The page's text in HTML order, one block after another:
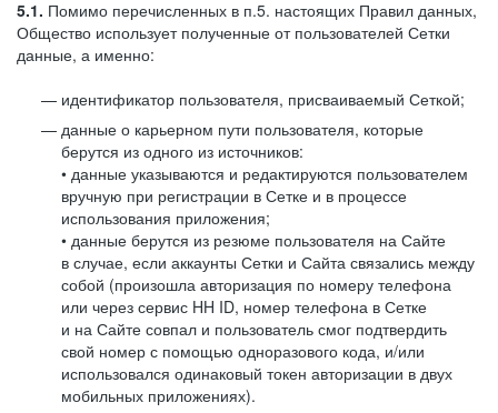
5.1. Помимо перечисленных в п.5. настоящих Правил данных,
Общество использует полученные от пользователей Сетки
данные, а именно:
идентификатор пользователя, присваиваемый Сеткой;
данные о карьерном пути пользователя, которые
берутся из одного из источников:
• данные указываются и редактируются пользователем
вручную при регистрации в Сетке и в процессе
использования приложения;
• данные берутся из резюме пользователя на Сайте
в случае, если аккаунты Сетки и Сайта связались между
собой (произошла авторизация по номеру телефона
или через сервис HH ID, номер телефона в Сетке
и на Сайте совпал и пользователь смог подтвердить
свой номер с помощью одноразового кода, и/или
использовался одинаковый токен авторизации в двух
мобильных приложениях).